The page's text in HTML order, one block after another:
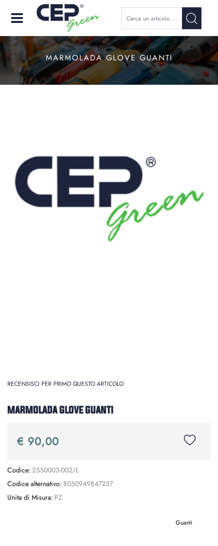
Open
MARMOLADA GLOVE GUANTI
RECENSISCI PER PRIMO QUESTO ARTICOLO
MARMOLADA GLOVE GUANTI
€ 90,00
Codice: 2550003-002/L
Codice alternativo: 8050949847237
Unita di Misura: PZ
Guanti